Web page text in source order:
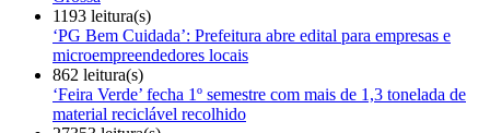
1193 leitura(s)
‘PG Bem Cuidada’: Prefeitura abre edital para empresas e
microempreendedores locais
862 leitura(s)
‘Feira Verde’ fecha 1º semestre com mais de 1,3 tonelada de
material reciclável recolhido